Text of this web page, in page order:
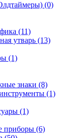
(0)
(11)
утварь (13)
(1)
знаки (8)
(1)
(1)
приборы (6)